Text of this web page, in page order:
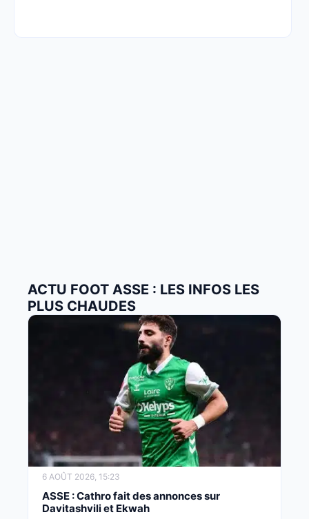
ACTU FOOT ASSE : LES INFOS LES
PLUS CHAUDES
6 AOÛT 2026, 15:23
ASSE : Cathro fait des annonces sur
Davitashvili et Ekwah